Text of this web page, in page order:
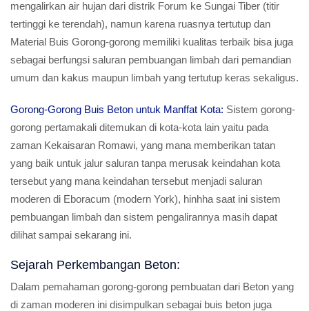
mengalirkan air hujan dari distrik Forum ke Sungai Tiber (titir
tertinggi ke terendah), namun karena ruasnya tertutup dan
Material Buis Gorong-gorong memiliki kualitas terbaik bisa juga
sebagai berfungsi saluran pembuangan limbah dari pemandian
umum dan kakus maupun limbah yang tertutup keras sekaligus.
Gorong-Gorong Buis Beton untuk Manffat Kota: Sistem gorong-
gorong pertamakali ditemukan di kota-kota lain yaitu pada
zaman Kekaisaran Romawi, yang mana memberikan tatan
yang baik untuk jalur saluran tanpa merusak keindahan kota
tersebut yang mana keindahan tersebut menjadi saluran
moderen di Eboracum (modern York), hinhha saat ini sistem
pembuangan limbah dan sistem pengalirannya masih dapat
dilihat sampai sekarang ini.
Sejarah Perkembangan Beton:
Dalam pemahaman gorong-gorong pembuatan dari Beton yang
di zaman moderen ini disimpulkan sebagai buis beton juga